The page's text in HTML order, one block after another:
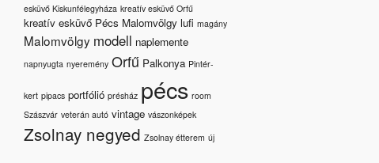
esküvő Kiskunfélegyháza kreatív esküvő Orfű
kreatív esküvő Pécs Malomvölgy lufi magány
Malomvölgy modell naplemente
napnyugta nyeremény Orfű Palkonya Pintér-
kert pipacs portfólió présház pécs room
Szászvár veterán autó vintage vászonképek
Zsolnay negyed Zsolnay étterem új